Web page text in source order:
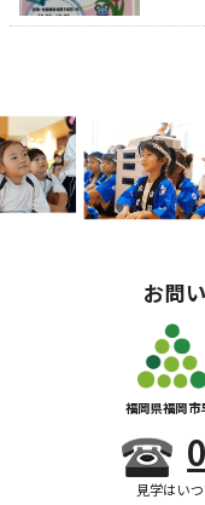
お問
福岡県福岡市
見学はい